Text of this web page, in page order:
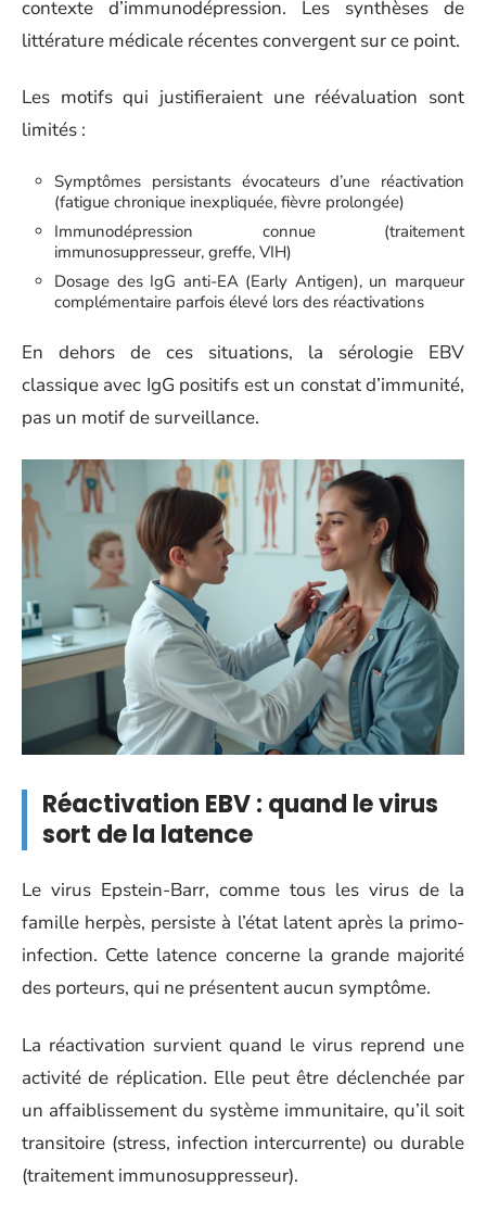
contexte d’immunodépression. Les synthèses de
littérature médicale récentes convergent sur ce point.
Les motifs qui justifieraient une réévaluation sont
limités :
Symptômes persistants évocateurs d’une réactivation
(fatigue chronique inexpliquée, fièvre prolongée)
Immunodépression connue (traitement
immunosuppresseur, greffe, VIH)
Dosage des IgG anti-EA (Early Antigen), un marqueur
complémentaire parfois élevé lors des réactivations
En dehors de ces situations, la sérologie EBV
classique avec IgG positifs est un constat d’immunité,
pas un motif de surveillance.
Réactivation EBV : quand le virus
sort de la latence
Le virus Epstein-Barr, comme tous les virus de la
famille herpès, persiste à l’état latent après la primo-
infection. Cette latence concerne la grande majorité
des porteurs, qui ne présentent aucun symptôme.
La réactivation survient quand le virus reprend une
activité de réplication. Elle peut être déclenchée par
un affaiblissement du système immunitaire, qu’il soit
transitoire (stress, infection intercurrente) ou durable
(traitement immunosuppresseur).